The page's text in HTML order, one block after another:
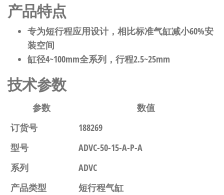
产品特点
专为短行程应用设计，相比标准气缸减小60%安
装空间
缸径4~100mm全系列，行程2.5~25mm
技术参数
参数
数值
订货号
188269
型号
ADVC-50-15-A-P-A
系列
ADVC
产品类型
短行程气缸